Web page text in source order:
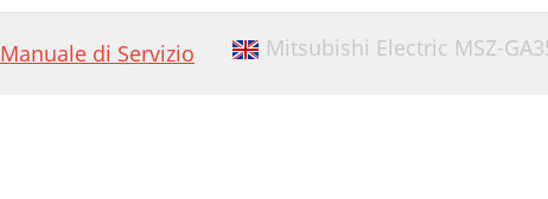
Manuale di Servizio Mitsubishi Electric MSZ-